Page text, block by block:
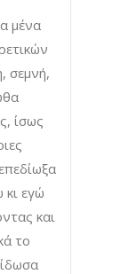
μένα
σεμνή,
ίσως
κι εγώ
και
το